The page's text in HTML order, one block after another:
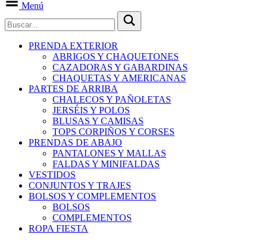
Menú
PRENDA EXTERIOR
ABRIGOS Y CHAQUETONES
CAZADORAS Y GABARDINAS
CHAQUETAS Y AMERICANAS
PARTES DE ARRIBA
CHALECOS Y PAÑOLETAS
JERSÉIS Y POLOS
BLUSAS Y CAMISAS
TOPS CORPIÑOS Y CORSES
PRENDAS DE ABAJO
PANTALONES Y MALLAS
FALDAS Y MINIFALDAS
VESTIDOS
CONJUNTOS Y TRAJES
BOLSOS Y COMPLEMENTOS
BOLSOS
COMPLEMENTOS
ROPA FIESTA